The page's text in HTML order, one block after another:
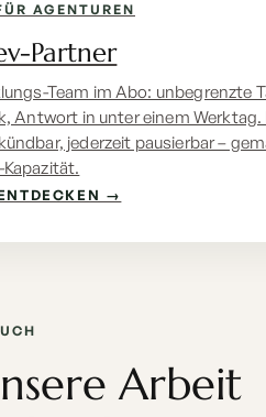
AGENTUREN
Partner
Team im Abo: unbegrenzte
Antwort in unter einem
jederzeit pausierbar –
Kapazität.
→
Arbeit